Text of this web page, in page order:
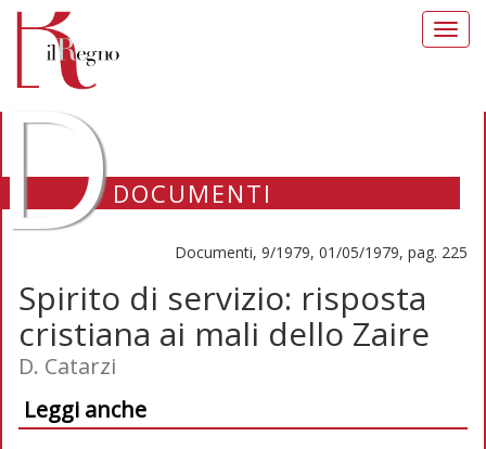
DOCUMENTI
Documenti, 9/1979, 01/05/1979, pag. 225
Spirito di servizio: risposta
cristiana ai mali dello Zaire
D. Catarzi
Leggi anche